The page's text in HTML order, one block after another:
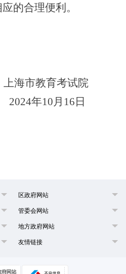
的合理便利。
上海市教育考试院
2024年10月 16 日
区政府网站
管委会网站
地方政府网站
友情链接